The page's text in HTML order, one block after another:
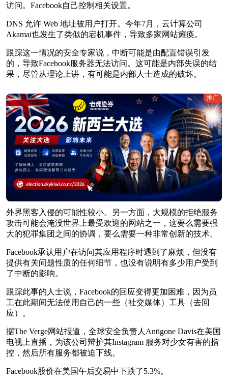
访问。Facebook自己控制相关设置。
DNS 允许 Web 地址被用户打开。今年7月，云计算公司
Akamai也发生了类似的宕机事件，导致多家网站瘫痪。
跟踪这一情况的安全专家说，中断可能是由配置错误引发
的，导致Facebook服务器无法访问。这可能是内部失误的结
果，尽管从理论上讲，有可能是内部人士造成的破坏。
推广
外界黑客入侵的可能性较小。另一方面，大规模的拒绝服务
攻击可能会淹没世界上最受欢迎的网站之一，这要么需要强
大的犯罪集团之间的协调，要么需要一种非常创新的技术。
Facebook承认用户在访问其应用程序时遇到了麻烦，但没有
提供有关问题性质的任何细节，也没有说明有多少用户受到
了中断的影响。
跟踪此事的人士说，Facebook的回应变得更加困难，因为员
工在此期间无法使用自己的一些（社交媒体）工具（去回
应）。
据The Verge网站报道，全球安全负责人Antigone Davis在美国
电视上直播，为该公司辩护其Instagram 服务对少女有害的指
控，然后所有服务都被迫下线。
Facebook股价在美国午后交易中下跌了5.3%。